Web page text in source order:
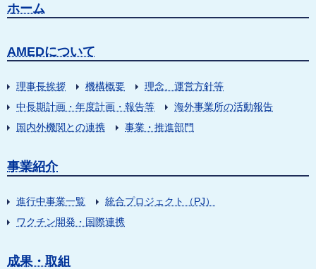
ホーム
AMEDについて
理事長挨拶 機構概要
理念、運営方針等
中長期計画・年度計画・報告等
海外事業所の活動報告
国内外機関との連携
事業・推進部門
事業紹介
進行中事業一覧
統合プロジェクト（PJ）
ワクチン開発・国際連携
成果・取組